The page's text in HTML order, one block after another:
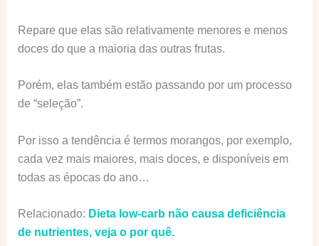
Repare que elas são relativamente menores e menos
doces do que a maioria das outras frutas.
Porém, elas também estão passando por um processo
de “seleção”.
Por isso a tendência é termos morangos, por exemplo,
cada vez mais maiores, mais doces, e disponíveis em
todas as épocas do ano…
Relacionado: Dieta low-carb não causa deficiência
de nutrientes, veja o por quê.